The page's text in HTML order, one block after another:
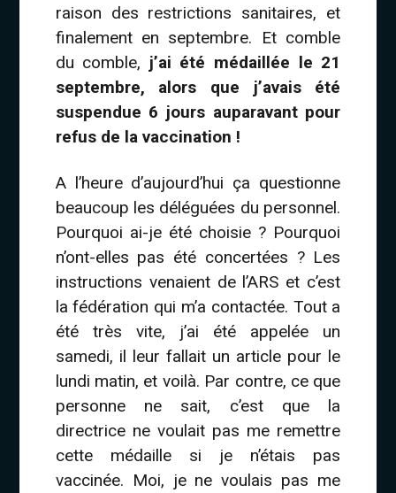
raison des restrictions sanitaires, et
finalement en septembre. Et comble
du comble, j’ai été médaillée le 21
septembre, alors que j’avais été
suspendue 6 jours auparavant pour
refus de la vaccination !
A l’heure d’aujourd’hui ça questionne
beaucoup les déléguées du personnel.
Pourquoi ai-je été choisie ? Pourquoi
n’ont-elles pas été concertées ? Les
instructions venaient de l’ARS et c’est
la fédération qui m’a contactée. Tout a
été très vite, j’ai été appelée un
samedi, il leur fallait un article pour le
lundi matin, et voilà. Par contre, ce que
personne ne sait, c’est que la
directrice ne voulait pas me remettre
cette médaille si je n’étais pas
vaccinée. Moi, je ne voulais pas me